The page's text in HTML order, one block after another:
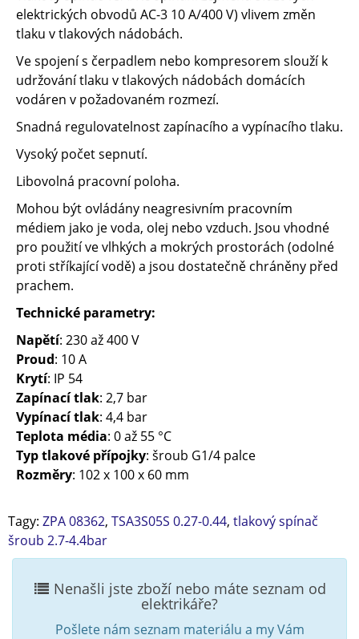
elektrických obvodů AC-3 10 A/400 V) vlivem změn
tlaku v tlakových nádobách.
Ve spojení s čerpadlem nebo kompresorem slouží k
udržování tlaku v tlakových nádobách domácích
vodáren v požadovaném rozmezí.
Snadná regulovatelnost zapínacího a vypínacího tlaku.
Vysoký počet sepnutí.
Libovolná pracovní poloha.
Mohou být ovládány neagresivním pracovním
médiem jako je voda, olej nebo vzduch. Jsou vhodné
pro použití ve vlhkých a mokrých prostorách (odolné
proti stříkající vodě) a jsou dostatečně chráněny před
prachem.
Technické parametry:
Napětí: 230 až 400 V
Proud: 10 A
Krytí: IP 54
Zapínací tlak: 2,7 bar
Vypínací tlak: 4,4 bar
Teplota média: 0 až 55 °C
Typ tlakové přípojky: šroub G1/4 palce
Rozměry: 102 x 100 x 60 mm
Tagy: ZPA 08362, TSA3S05S 0.27-0.44, tlakový spínač
šroub 2.7-4.4bar
Nenašli jste zboží nebo máte seznam od
elektrikáře?
Pošlete nám seznam materiálu a my Vám